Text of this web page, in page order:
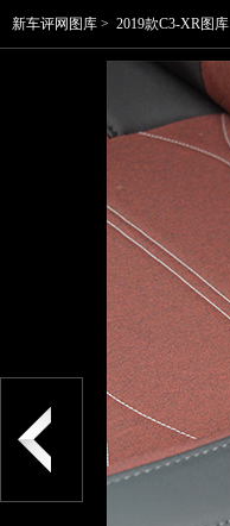
新车评网图库 > 2019款C3-XR图库